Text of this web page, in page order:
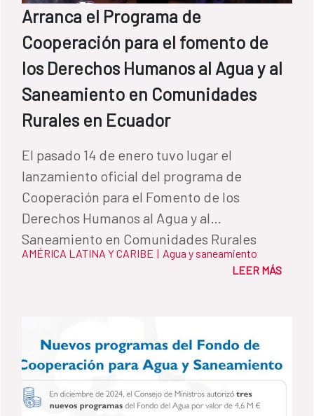
Arranca el Programa de
Cooperación para el fomento de
los Derechos Humanos al Agua y al
Saneamiento en Comunidades
Rurales en Ecuador
El pasado 14 de enero tuvo lugar el
lanzamiento oficial del programa de
Cooperación para el Fomento de los
Derechos Humanos al Agua y al
Saneamiento en Comunidades Rurales
(PROCODAS / ECU-053-B), una iniciativa que
Provincias de Manabí y Esmeraldas y que
beneficiará a más de 12.000 personas de
manera directa. El programa, que se
ejecutará por parte del Banco de Desarrollo
AMÉRICA LATINA Y CARIBE | Agua y saneamiento
LEER MÁS